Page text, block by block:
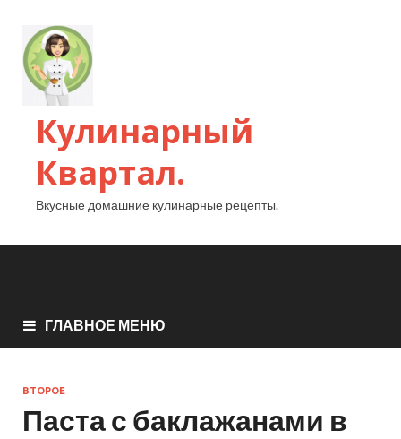
Кулинарный
Квартал.
Вкусные домашние кулинарные рецепты.
ГЛАВНОЕ МЕНЮ
ВТОРОЕ
Паста с баклажанами в